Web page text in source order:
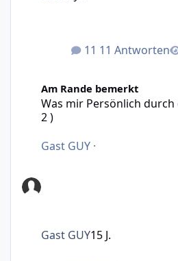
11 Antworten
Am Rande bemerkt
Was mir Persönlich
2 )
Gast GUY ·
Gast GUY15 J.